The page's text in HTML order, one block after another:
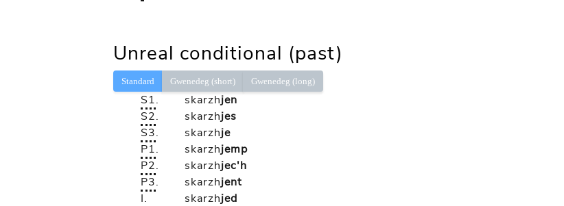
Unreal conditional (past)
Standard Gwenedeg (short) Gwenedeg (long)
S1. skarzhjen
S2. skarzhjes
S3. skarzhje
P1. skarzhjemp
P2. skarzhjec'h
P3. skarzhjent
I. skarzhjed